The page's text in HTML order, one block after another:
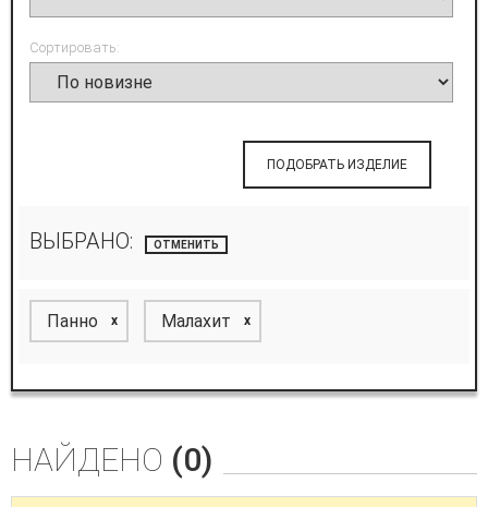
Сортировать:
ПОДОБРАТЬ ИЗДЕЛИЕ
ВЫБРАНО: ОТМЕНИТЬ
Панно x Малахит x
НАЙДЕНО (0)